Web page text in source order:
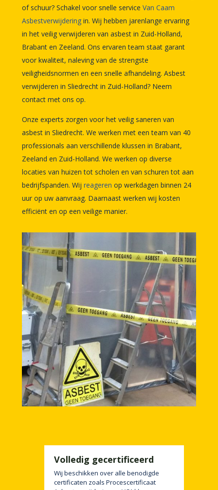
of schuur? Schakel voor snelle service Van Caam
Asbestverwijderingin. Wij hebben jarenlange ervaring
in het veilig verwijderen van asbest in Zuid-Holland,
Brabant en Zeeland. Ons ervaren team staat garant
voor kwaliteit, naleving van de strengste
veiligheidsnormen en een snelle afhandeling. Asbest
verwijderen in Sliedrecht in Zuid-Holland? Neem
contact met ons op.
Onze experts zorgen voor het veilig saneren van
asbest in Sliedrecht. We werken met een team van 40
professionals aan verschillende klussen in Brabant,
Zeeland en Zuid-Holland. We werken op diverse
locaties van huizen tot scholen en van schuren tot aan
bedrijfspanden. Wij reageren op werkdagen binnen 24
uur op uw aanvraag. Daarnaast werken wij kosten
efficiënt en op een veilige manier.
Volledig gecertificeerd
Wij beschikken over alle benodigde
certificaten zoals Procescertificaat